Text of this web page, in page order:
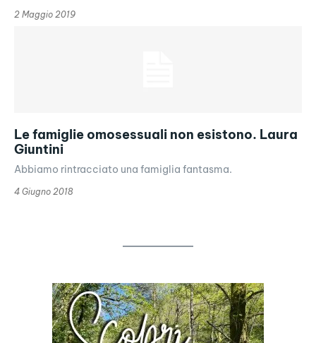
2 Maggio 2019
Le famiglie omosessuali non esistono. Laura
Giuntini
Abbiamo rintracciato una famiglia fantasma.
4 Giugno 2018